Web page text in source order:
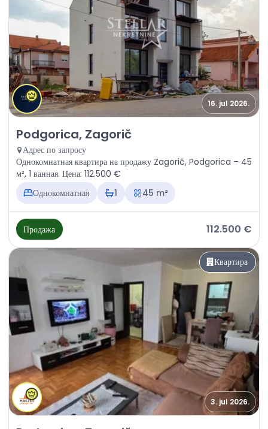
16. jul 2026.
Продажа - Квартира Podgorica, Zagorič
Podgorica, Zagorič
Адрес по запросу
Однокомнатная квартира на продажу Zagorič, Podgorica – 45
м², 1 ванная. Цена: 112.500 €
Однокомнатная
1 45 m²
Продажа 112.500 €
Квартира
3. jul 2026.